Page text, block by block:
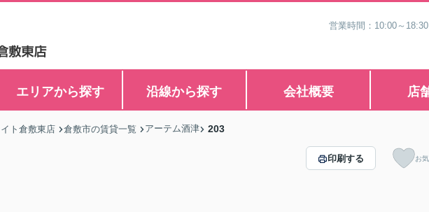
営業時間：10:00～
エリアから探す 沿線から探す 会社概要 店
ト倉敷東店 倉敷市の賃貸一覧 アーテム酒津 203
印刷する お